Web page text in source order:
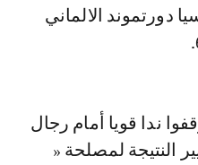
دورتموند الالماني
ندا قويا أمام رجال
النتيجة لمصلحة «